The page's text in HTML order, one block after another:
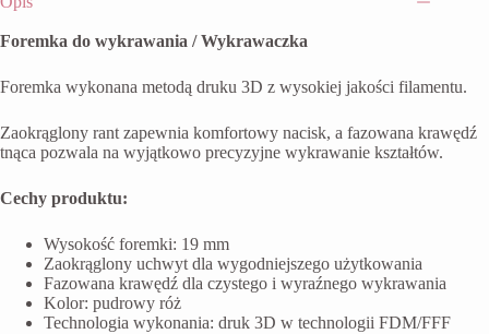
Foremka do wykrawania / Wykrawaczka
Foremka wykonana metodą druku 3D z wysokiej jakości filamentu.
Zaokrąglony rant zapewnia komfortowy nacisk, a fazowana krawędź
tnąca pozwala na wyjątkowo precyzyjne wykrawanie kształtów.
Cechy produktu:
Wysokość foremki: 19 mm
Zaokrąglony uchwyt dla wygodniejszego użytkowania
Fazowana krawędź dla czystego i wyraźnego wykrawania
Kolor: pudrowy róż
Technologia wykonania: druk 3D w technologii FDM/FFF